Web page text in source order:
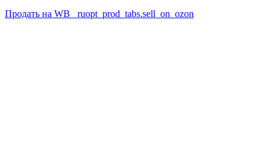
Продать на WB
_ruopt_prod_tabs.sell_on_ozon